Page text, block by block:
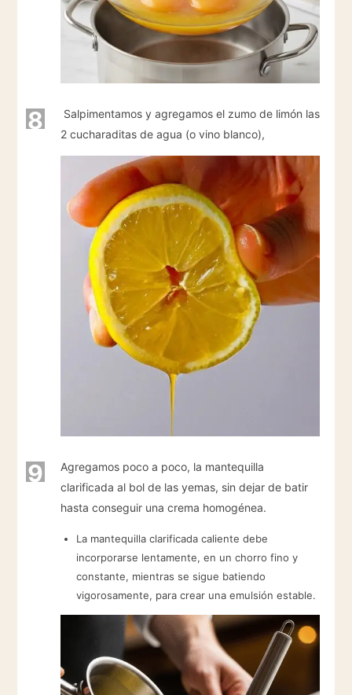
8
Salpimentamos y agregamos el zumo de limón las
2 cucharaditas de agua (o vino blanco),
9
Agregamos poco a poco, la mantequilla
clarificada al bol de las yemas, sin dejar de batir
hasta conseguir una crema homogénea.
La mantequilla clarificada caliente debe
incorporarse lentamente, en un chorro fino y
constante, mientras se sigue batiendo
vigorosamente, para crear una emulsión estable.